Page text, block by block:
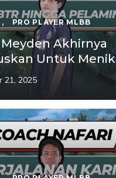
, PRO PLAYER MLBB
Akhirnya
Untuk
21, 2025